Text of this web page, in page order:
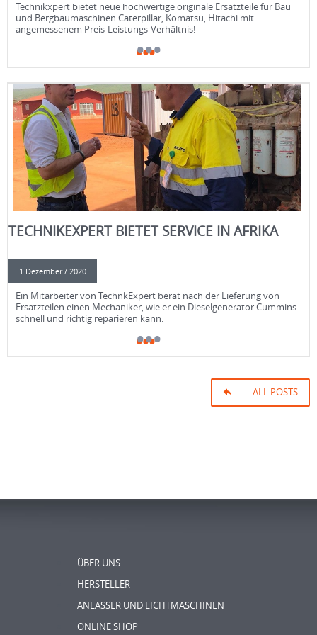
Zentrale Vorteile für unsere Partner:
– direkte Vertragsbeziehungen und Lieferung originaler ITM-
– vollständige Übereinstimmung mit OEM-technischen
Anforderungen
kommerzielle Konditionen
– Projektbegleitung unabhängig vom Komplexitätsgrad
– garantierte Rückverfolgbarkeit der Lieferketten
– optimierte Logistik in die Länder Zentralasiens
– professionelle technische Unterstützung
TechnikExpert baut seine Position als zuverlässiger Lieferant für
Unternehmen der Bergbauindustrie konsequent weiter aus und
bietet Lösungen, die auf Effizienz, Zuverlässigkeit und eine
langfristige Nutzung der Technik ausgerichtet sind.
Technikxpert bietet neue hochwertige originale Ersatzteile für Bau
und Bergbaumaschinen Caterpillar, Komatsu, Hitachi mit
angemessenem Preis-Leistungs-Verhältnis!
TECHNIKEXPERT BIETET SERVICE IN AFRIKA
1 Dezember / 2020
Ein Mitarbeiter von TechnkExpert berät nach der Lieferung von
Ersatzteilen einen Mechaniker, wie er ein Dieselgenerator Cummins
schnell und richtig reparieren kann.
ALL POSTS
ÜBER UNS
HERSTELLER
ANLASSER UND LICHTMASCHINEN
ONLINE SHOP